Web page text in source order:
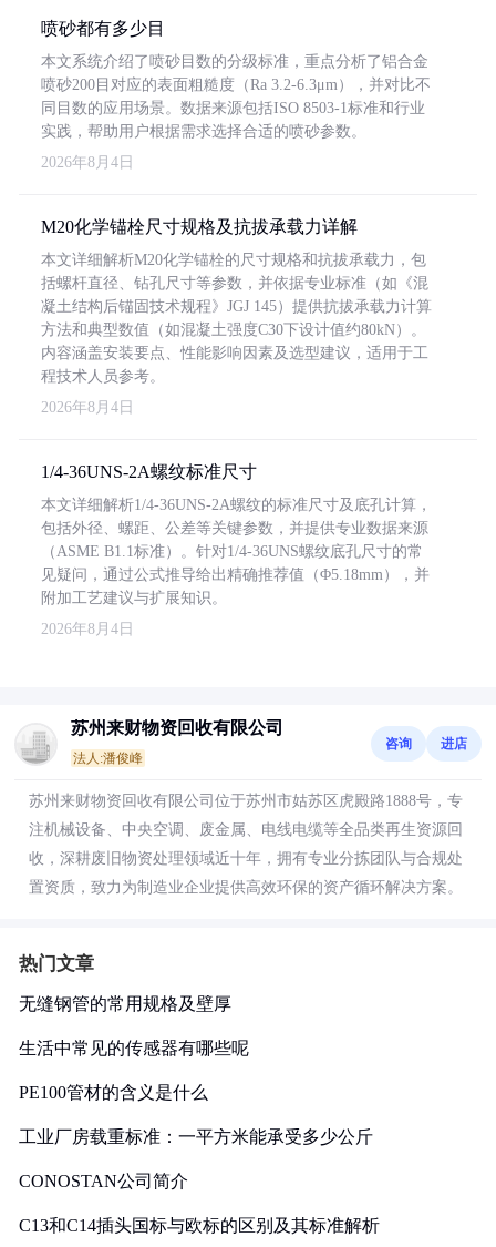
喷砂都有多少目
本文系统介绍了喷砂目数的分级标准，重点分析了铝合金
喷砂200目对应的表面粗糙度（Ra 3.2-6.3μm），并对比不
同目数的应用场景。数据来源包括ISO 8503-1标准和行业
实践，帮助用户根据需求选择合适的喷砂参数。
2026年8月4日
M20化学锚栓尺寸规格及抗拔承载力详解
本文详细解析M20化学锚栓的尺寸规格和抗拔承载力，包
括螺杆直径、钻孔尺寸等参数，并依据专业标准（如《混
凝土结构后锚固技术规程》JGJ 145）提供抗拔承载力计算
方法和典型数值（如混凝土强度C30下设计值约80kN）。
内容涵盖安装要点、性能影响因素及选型建议，适用于工
程技术人员参考。
2026年8月4日
1/4-36UNS-2A螺纹标准尺寸
本文详细解析1/4-36UNS-2A螺纹的标准尺寸及底孔计算，
包括外径、螺距、公差等关键参数，并提供专业数据来源
（ASME B1.1标准）。针对1/4-36UNS螺纹底孔尺寸的常
见疑问，通过公式推导给出精确推荐值（Φ5.18mm），并
附加工艺建议与扩展知识。
2026年8月4日
苏州来财物资回收有限公司
法人:潘俊峰
咨询 进店
苏州来财物资回收有限公司位于苏州市姑苏区虎殿路1888号，专
注机械设备、中央空调、废金属、电线电缆等全品类再生资源回
收，深耕废旧物资处理领域近十年，拥有专业分拣团队与合规处
置资质，致力为制造业企业提供高效环保的资产循环解决方案。
热门文章
无缝钢管的常用规格及壁厚
生活中常见的传感器有哪些呢
PE100管材的含义是什么
工业厂房载重标准：一平方米能承受多少公斤
CONOSTAN公司简介
C13和C14插头国标与欧标的区别及其标准解析